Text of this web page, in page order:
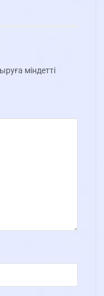
міндетті